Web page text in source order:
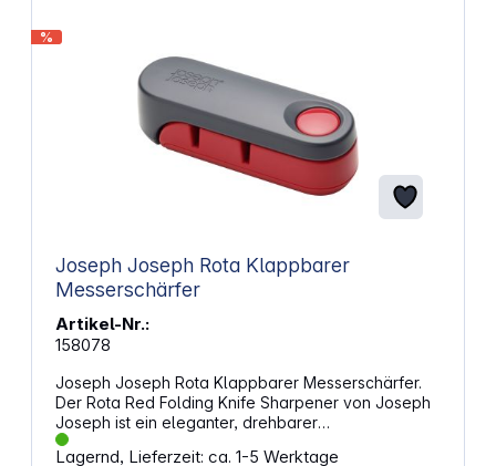
%
Joseph Joseph Rota Klappbarer
Messerschärfer
Artikel-Nr.:
158078
Joseph Joseph Rota Klappbarer Messerschärfer.
Der Rota Red Folding Knife Sharpener von Joseph
Joseph ist ein eleganter, drehbarer
Messerschärfer, der sich zum kompakten Verstauen
zusammenklappen lässt. Er verfügt über zwei
Lagernd, Lieferzeit: ca. 1-5 Werktage